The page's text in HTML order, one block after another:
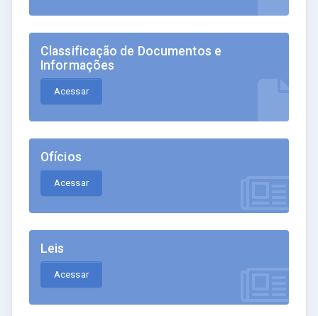
Classificação de Documentos e
Informações
Acessar
Ofícios
Acessar
Leis
Acessar